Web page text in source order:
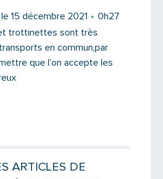
Message
le 15 décembre 2021
0h27
trottinettes sont très
en commun,par
que l’on accepte les
ARTICLES DE